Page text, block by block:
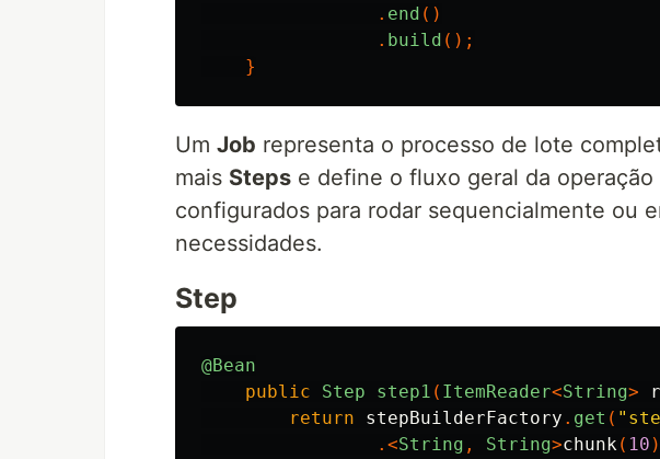
. end ()
. build ();
}
Um Job representa o processo de lote
mais Steps e define o fluxo geral da
configurados para rodar sequencialmente ou
necessidades.
Step
@Bean
public
Step step1 ( ItemReader<String>
return
stepBuilderFactory . get (
.<String , String>chunk( 10 )